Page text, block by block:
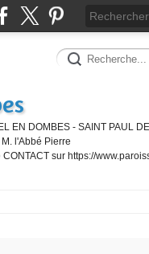
EN DOMBES - SAINT PAUL
l'Abbé Pierre
sur https://